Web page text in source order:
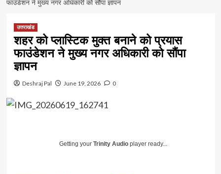
फाउंडेशन ने मुख्य नगर अधिकारी को सौंपा ज्ञापन
उत्तराखंड
शहर को प्लास्टिक मुक्त बनाने को प्रयास
फाउंडेशन ने मुख्य नगर अधिकारी को सौंपा
ज्ञापन
Deshraj Pal June 19, 2026 0
Getting your Trinity Audioplayer ready...